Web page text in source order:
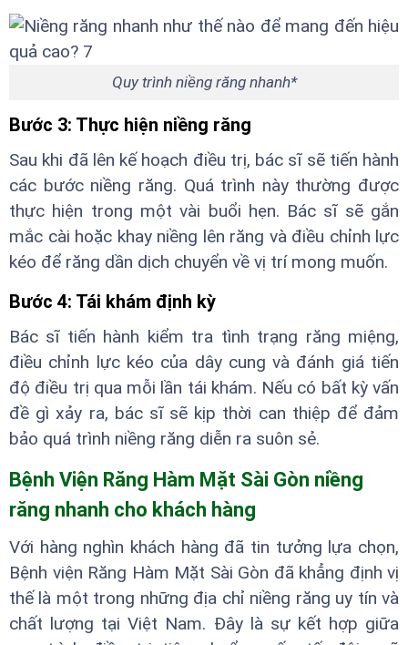
Quy trình niềng răng nhanh*
Bước 3: Thực hiện niềng răng
Sau khi đã lên kế hoạch điều trị, bác sĩ sẽ tiến hành
các bước niềng răng. Quá trình này thường được
thực hiện trong một vài buổi hẹn. Bác sĩ sẽ gắn
mắc cài hoặc khay niềng lên răng và điều chỉnh lực
kéo để răng dần dịch chuyển về vị trí mong muốn.
Bước 4: Tái khám định kỳ
Bác sĩ tiến hành kiểm tra tình trạng răng miệng,
điều chỉnh lực kéo của dây cung và đánh giá tiến
độ điều trị qua mỗi lần tái khám. Nếu có bất kỳ vấn
đề gì xảy ra, bác sĩ sẽ kịp thời can thiệp để đảm
bảo quá trình niềng răng diễn ra suôn sẻ.
Bệnh Viện Răng Hàm Mặt Sài Gòn niềng
răng nhanh cho khách hàng
Với hàng nghìn khách hàng đã tin tưởng lựa chọn,
Bệnh viện Răng Hàm Mặt Sài Gòn đã khẳng định vị
thế là một trong những địa chỉ niềng răng uy tín và
chất lượng tại Việt Nam. Đây là sự kết hợp giữa